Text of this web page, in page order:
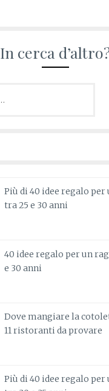
In cerca
Più di 40 idee regalo per
tra 25 e 30 anni
40 idee regalo per un
e 30 anni
Dove mangiare la
11 ristoranti da provare
Più di 40 idee regalo per